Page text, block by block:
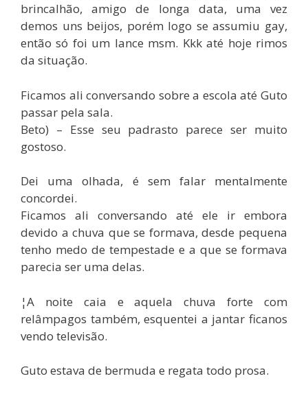
brincalhão, amigo de longa data, uma vez
demos uns beijos, porém logo se assumiu gay,
então só foi um lance msm. Kkk até hoje rimos
da situação.
Ficamos ali conversando sobre a escola até Guto
passar pela sala.
Beto) – Esse seu padrasto parece ser muito
gostoso.
Dei uma olhada, é sem falar mentalmente
concordei.
Ficamos ali conversando até ele ir embora
devido a chuva que se formava, desde pequena
tenho medo de tempestade e a que se formava
parecia ser uma delas.
¦A noite caia e aquela chuva forte com
relâmpagos também, esquentei a jantar ficanos
vendo televisão.
Guto estava de bermuda e regata todo prosa.